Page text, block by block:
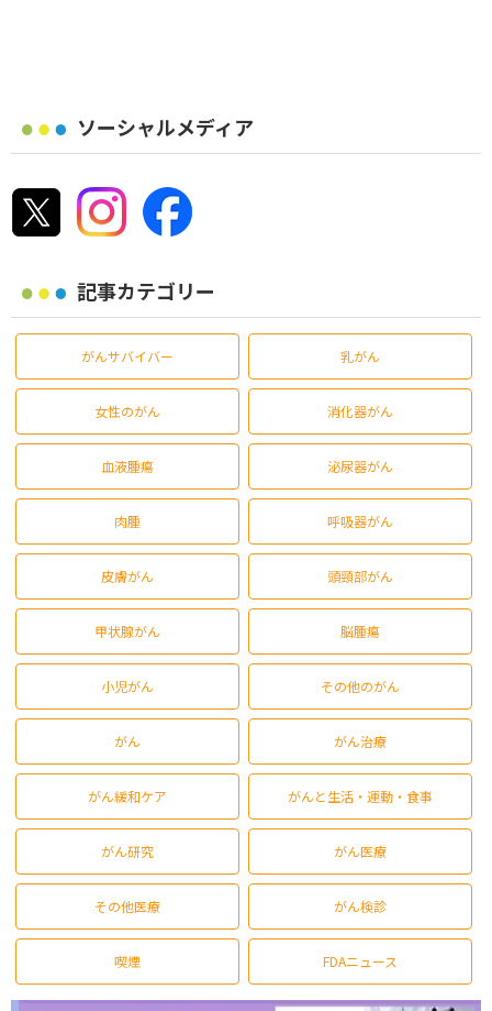
ソーシャルメディア
記事カテゴリー
がんサバイバー 乳がん
女性のがん 消化器がん
血液腫瘍 泌尿器がん
肉腫 呼吸器がん
皮膚がん 頭頸部がん
甲状腺がん 脳腫瘍
小児がん その他のがん
がん がん治療
がん緩和ケア がんと生活・運動・食事
がん研究 がん医療
その他医療 がん検診
喫煙 FDAニュース